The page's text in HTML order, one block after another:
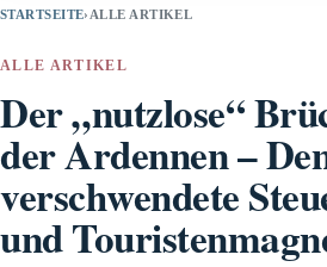
STARTSEITE› ALLE ARTIKEL
ALLE ARTIKEL
Der „nutzlose“
der Ardennen –
verschwendete
und